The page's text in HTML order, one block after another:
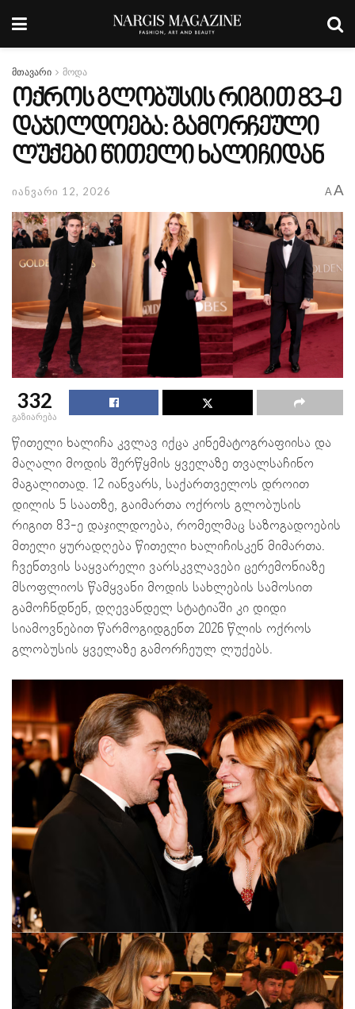
მთავარი მოდა
ოქროს გლობუსის რიგით 83-ე
დაჯილდოება: გამორჩეული
ლუქები წითელი ხალიჩიდან
იანვარი 12, 2026 A A
332
გაზიარება
წითელი ხალიჩა კვლავ იქცა კინემატოგრაფიისა და
მაღალი მოდის შერწყმის ყველაზე თვალსაჩინო
მაგალითად. 12 იანვარს, საქართველოს დროით
დილის 5 საათზე, გაიმართა ოქროს გლობუსის
რიგით 83-ე დაჯილდოება, რომელმაც საზოგადოების
მთელი ყურადღება წითელი ხალიჩისკენ მიმართა.
ჩვენთვის საყვარელი ვარსკვლავები ცერემონიაზე
მსოფლიოს წამყვანი მოდის სახლების სამოსით
გამოჩნდნენ, დღევანდელ სტატიაში კი დიდი
სიამოვნებით წარმოგიდგენთ 2026 წლის ოქროს
გლობუსის ყველაზე გამორჩეულ ლუქებს.